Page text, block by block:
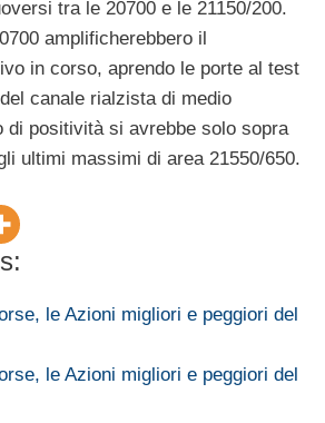
tra le 20700 e le 21150/200.
amplificherebbero il
in corso, aprendo le porte al test
canale rialzista di medio
di positività si avrebbe solo sopra
ultimi massimi di area 21550/650.
le Azioni migliori e peggiori del
le Azioni migliori e peggiori del